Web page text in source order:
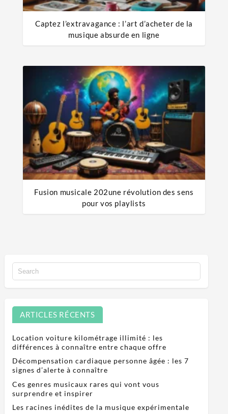
Captez l’extravagance : l’art d’acheter de la
musique absurde en ligne
Fusion musicale 202une révolution des sens
pour vos playlists
ARTICLES RÉCENTS
Location voiture kilométrage illimité : les
différences à connaître entre chaque offre
Décompensation cardiaque personne âgée : les 7
signes d’alerte à connaître
Ces genres musicaux rares qui vont vous
surprendre et inspirer
Les racines inédites de la musique expérimentale